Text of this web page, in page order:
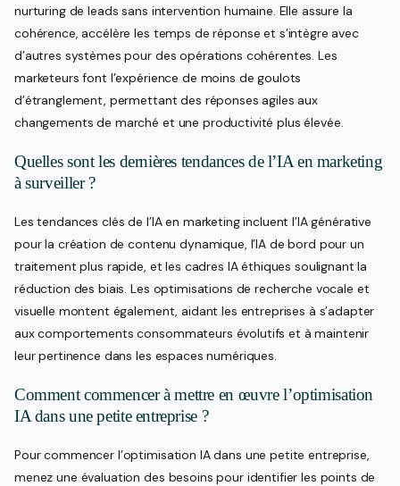
nurturing de leads sans intervention humaine. Elle assure la
cohérence, accélère les temps de réponse et s’intègre avec
d’autres systèmes pour des opérations cohérentes. Les
marketeurs font l’expérience de moins de goulots
d’étranglement, permettant des réponses agiles aux
changements de marché et une productivité plus élevée.
Quelles sont les dernières tendances de l’IA en marketing
à surveiller ?
Les tendances clés de l’IA en marketing incluent l’IA générative
pour la création de contenu dynamique, l’IA de bord pour un
traitement plus rapide, et les cadres IA éthiques soulignant la
réduction des biais. Les optimisations de recherche vocale et
visuelle montent également, aidant les entreprises à s’adapter
aux comportements consommateurs évolutifs et à maintenir
leur pertinence dans les espaces numériques.
Comment commencer à mettre en œuvre l’optimisation
IA dans une petite entreprise ?
Pour commencer l’optimisation IA dans une petite entreprise,
menez une évaluation des besoins pour identifier les points de